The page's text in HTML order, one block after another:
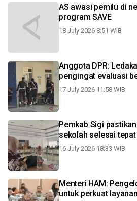
AS awasi pemilu di
program SAVE
18 July 2026 8:51 WIB
Anggota DPR:
pengingat evaluasi
17 July 2026 11:58 WIB
Pemkab Sigi
sekolah selesai
16 July 2026 18:33 WIB
Menteri HAM:
untuk perkuat